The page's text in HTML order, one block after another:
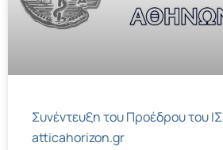
Συνέντευξη του Προέδρου του
atticahorizon.gr